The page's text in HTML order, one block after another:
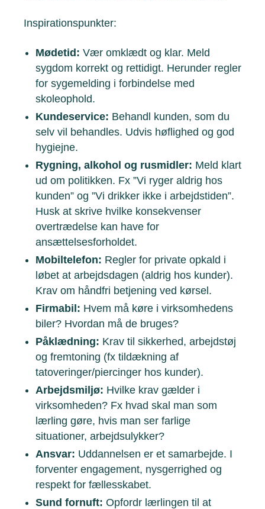
Inspirationspunkter:
Mødetid: Vær omklædt og klar. Meld
sygdom korrekt og rettidigt. Herunder regler
for sygemelding i forbindelse med
skoleophold.
Kundeservice: Behandl kunden, som du
selv vil behandles. Udvis høflighed og god
hygiejne.
Rygning, alkohol og rusmidler: Meld klart
ud om politikken. Fx ”Vi ryger aldrig hos
kunden” og ”Vi drikker ikke i arbejdstiden”.
Husk at skrive hvilke konsekvenser
overtrædelse kan have for
ansættelsesforholdet.
Mobiltelefon: Regler for private opkald i
løbet at arbejdsdagen (aldrig hos kunder).
Krav om håndfri betjening ved kørsel.
Firmabil: Hvem må køre i virksomhedens
biler? Hvordan må de bruges?
Påklædning: Krav til sikkerhed, arbejdstøj
og fremtoning (fx tildækning af
tatoveringer/piercinger hos kunder).
Arbejdsmiljø: Hvilke krav gælder i
virksomheden? Fx hvad skal man som
lærling gøre, hvis man ser farlige
situationer, arbejdsulykker?
Ansvar: Uddannelsen er et samarbejde. I
forventer engagement, nysgerrighed og
respekt for fællesskabet.
Sund fornuft: Opfordr lærlingen til at